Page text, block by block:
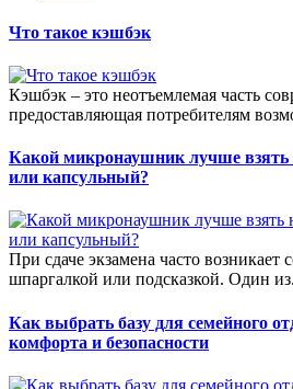
Что такое кэшбэк
Кэшбэк – это неотъемлемая часть
предоставляющая потребителям
Какой микронаушник лучше взять
или капсульный?
При сдаче экзамена часто возникает
шпаргалкой или подсказкой. Один
Как выбрать базу для семейного
комфорта и безопасности